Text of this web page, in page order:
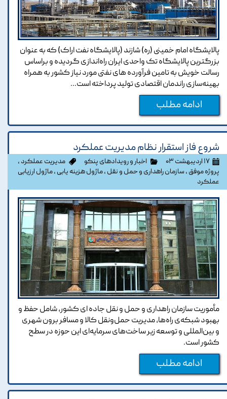
پالایشگاه امام خمینی (ره) شازند (پالایشگاه نفت اراک) که به عنوان
بزرگترین پالایشگاه تک واحدی ایران راه‌اندازی گردیده و براساس
رسالت خویش به تامین فرآورده های نفتی مورد نیاز کشور به همراه
بهینه‌سازی راندمان اقتصادی تولید پرداخته است...
ادامه مطلب
شروع فاز استقرار نظام مدیریت عملکرد
۱۷ اردیبهشت ۰۳ اخبار و رویدادهای پنکو مدیریت عملکرد ،
پروژه موفق ، سازمان راهداری و حمل و نقل ،ماژول هزینه یابی ،ماژول ارزیابی
عملکرد
مأموریت سازمان راهداری و حمل و نقل جاده ای کشور، شامل حفظ و
بهبود شبکه‌ی راه‌ها، مدیریت حمل‌ونقل کالا و مسافر برون شهری
و بین‌المللی و توسعه زیر ساخت‌های سرمایه‌ای این حوزه در سطح
کشور است.
ادامه مطلب